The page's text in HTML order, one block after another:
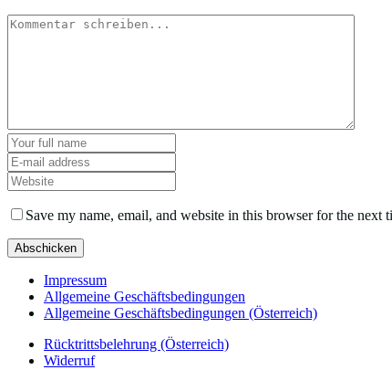
Save my name, email, and website in this browser for the next
Impressum
Allgemeine Geschäftsbedingungen
Allgemeine Geschäftsbedingungen (Österreich)
Rücktrittsbelehrung (Österreich)
Widerruf